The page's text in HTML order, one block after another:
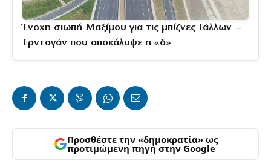
Ένοχη σιωπή Μαξίμου για τις μπίζνες Γάλλων –
Ερντογάν που αποκάλυψε η «δ»
Προσθέστε την «δημοκρατία» ως
προτιμώμενη πηγή στην Google